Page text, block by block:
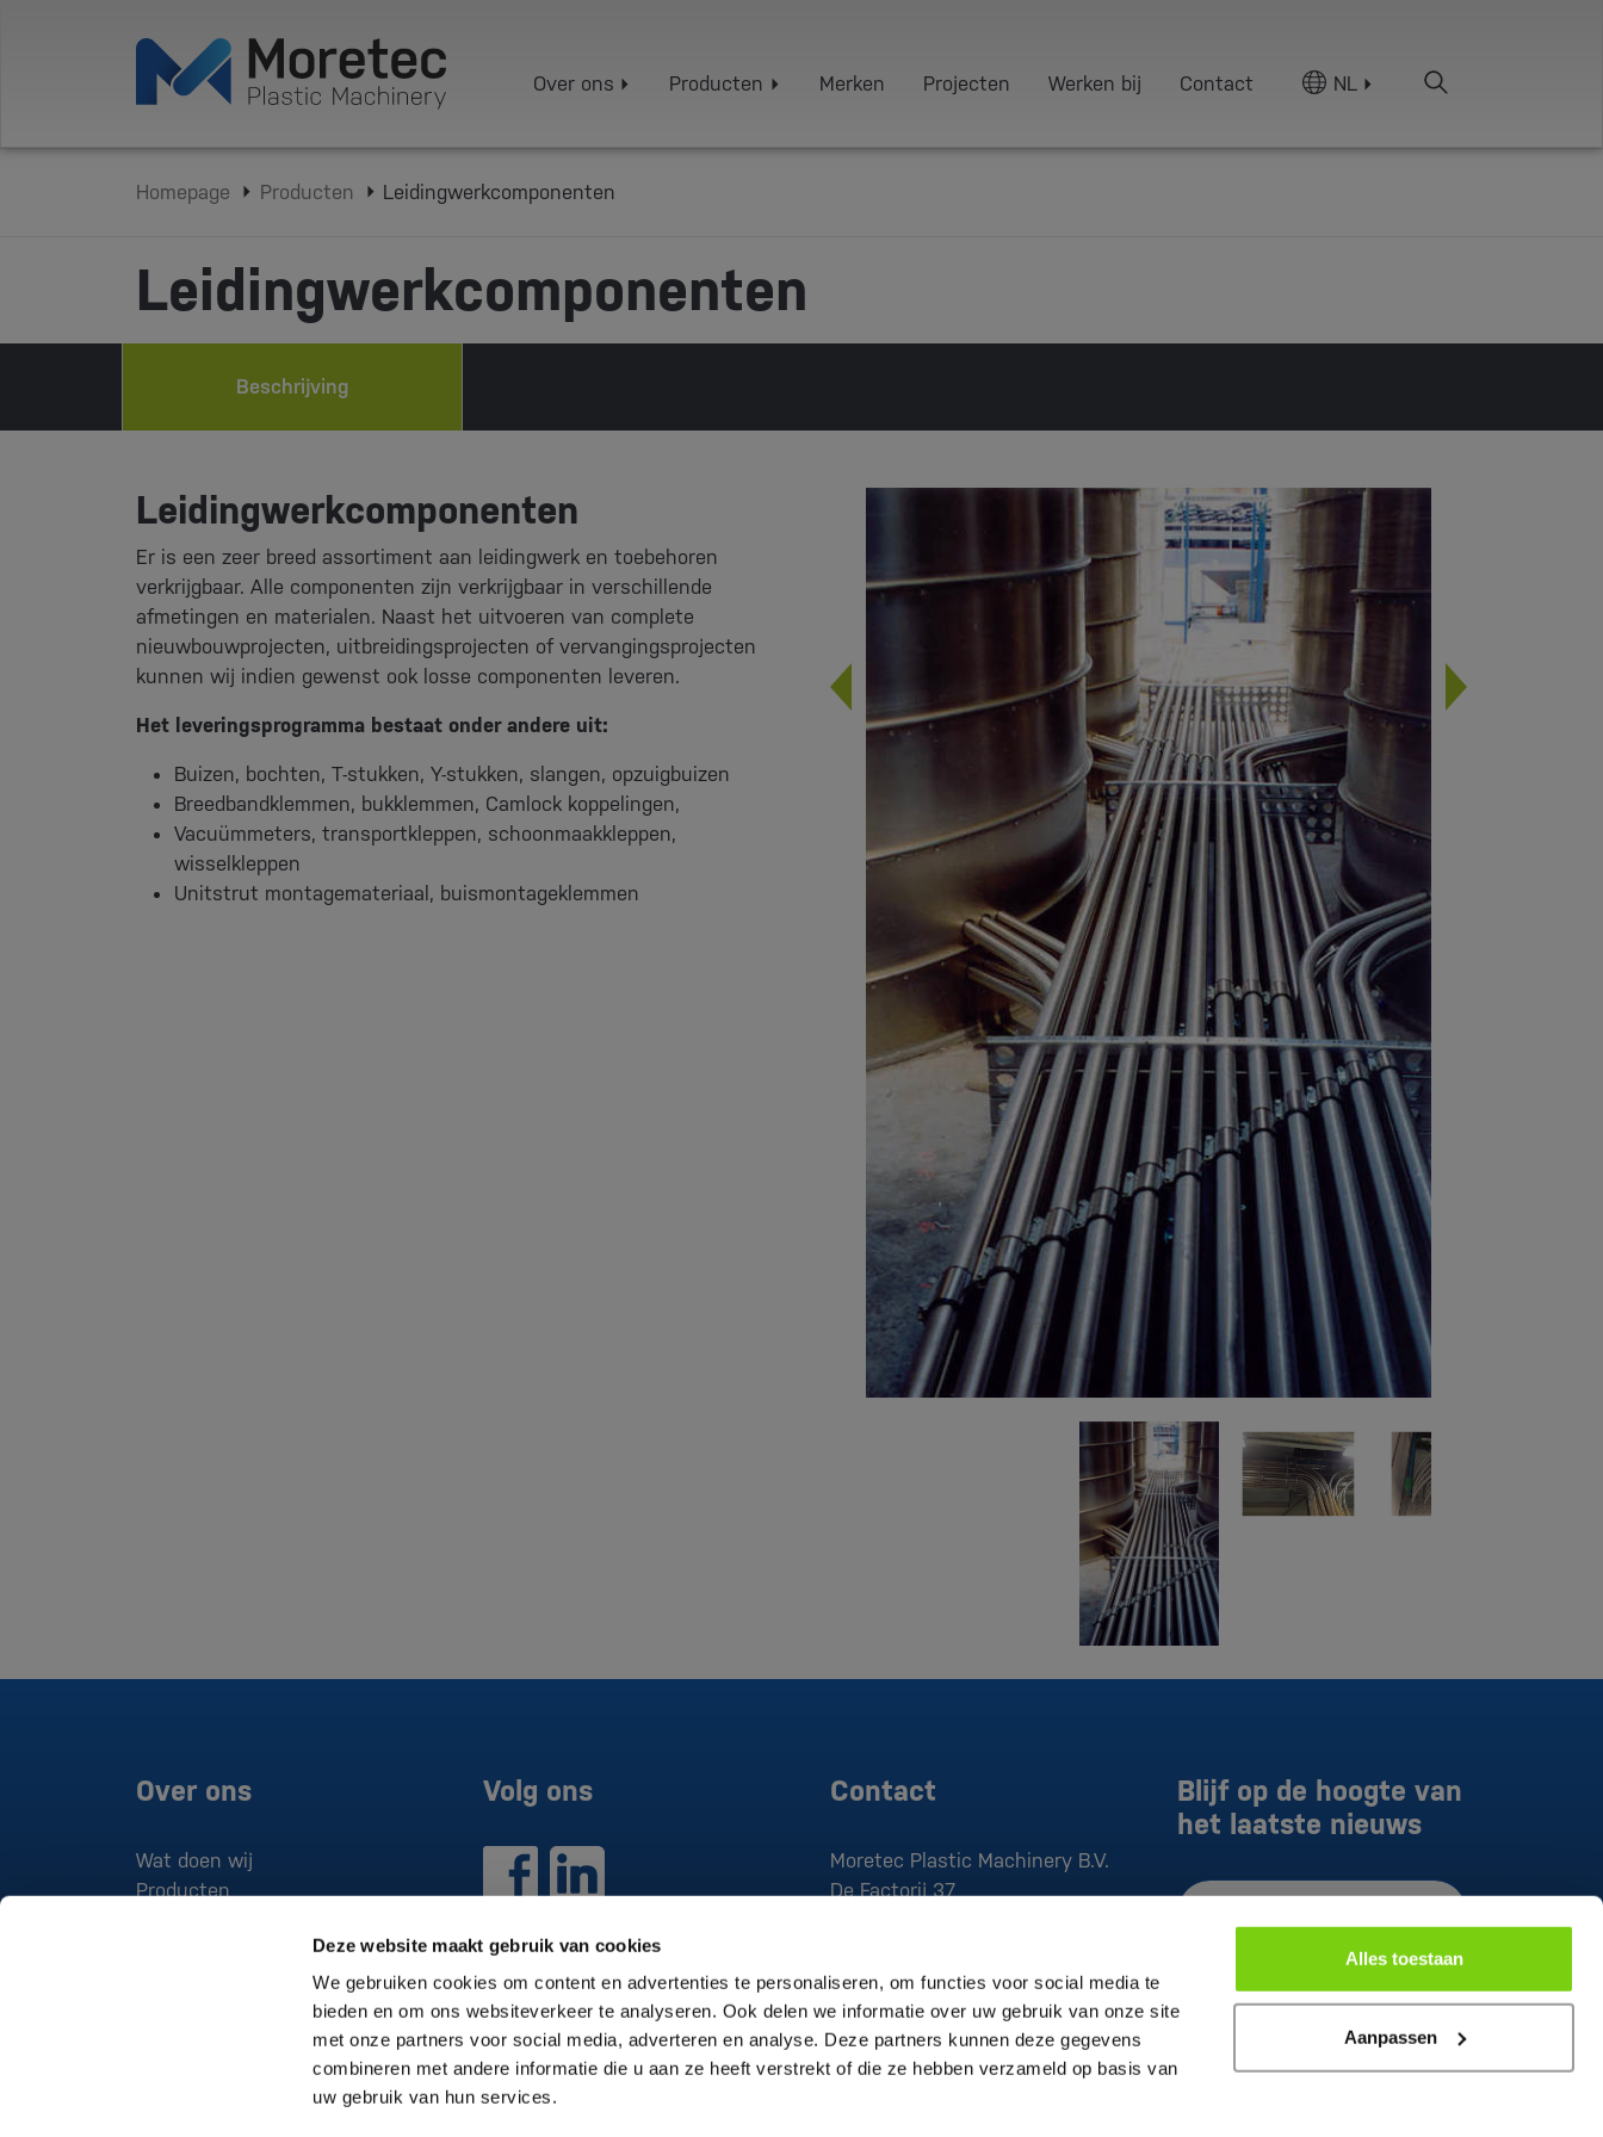
Deze website maakt gebruik van cookies
We gebruiken cookies om content en advertenties te personaliseren, om functies voor social media te
bieden en om ons websiteverkeer te analyseren. Ook delen we informatie over uw gebruik van onze site
met onze partners voor social media, adverteren en analyse. Deze partners kunnen deze gegevens
combineren met andere informatie die u aan ze heeft verstrekt of die ze hebben verzameld op basis van
uw gebruik van hun services.
Alles toestaan
Aanpassen
Over ons Producten Merken Projecten Werken bij Contact NL
Homepage Producten Leidingwerkcomponenten
Leidingwerkcomponenten
Beschrijving
Leidingwerkcomponenten
Er is een zeer breed assortiment aan leidingwerk en toebehoren
verkrijgbaar. Alle componenten zijn verkrijgbaar in verschillende
afmetingen en materialen. Naast het uitvoeren van complete
nieuwbouwprojecten, uitbreidingsprojecten of vervangingsprojecten
kunnen wij indien gewenst ook losse componenten leveren.
Het leveringsprogramma bestaat onder andere uit:
Buizen, bochten, T-stukken, Y-stukken, slangen, opzuigbuizen
Breedbandklemmen, bukklemmen, Camlock koppelingen,
Vacuümmeters, transportkleppen, schoonmaakkleppen,
wisselkleppen
Unitstrut montagemateriaal, buismontageklemmen
Over ons
Wat doen wij
Producten
Volg ons Contact
Moretec Plastic Machinery B.V.
De Factorij 37
0229 279 030
E: sales@moretec.nl
KvK: 370.830.05
Btw:NL807496376B01
Blijf op de hoogte van
het laatste nieuws
Deze site wordt beveiligd door reCAPTCHA.